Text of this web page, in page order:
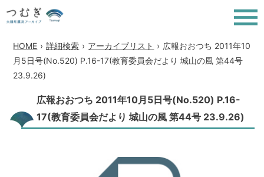
HOME › 詳細検索 › アーカイブリスト › 広報おおつち 2011年10
月5日号(No.520) P.16-17(教育委員会だより 城山の風 第44号
23.9.26)
広報おおつち 2011年10月5日号(No.520) P.16-
17(教育委員会だより 城山の風 第44号 23.9.26)